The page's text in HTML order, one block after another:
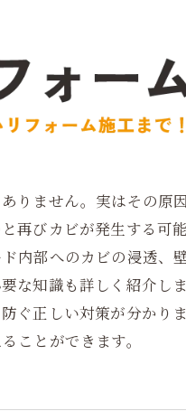
りません。実はその原
再びカビが発生する可能
内部へのカビの浸透、
な知識も詳しく紹介しま
ぐ正しい対策が分かり
ことができます。